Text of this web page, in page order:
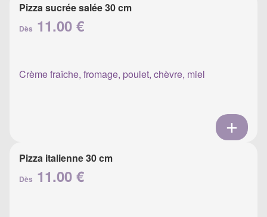
Pizza sucrée salée 30 cm
Dès 11.00 €
Crème fraîche, fromage, poulet, chèvre, miel
Pizza italienne 30 cm
Dès 11.00 €